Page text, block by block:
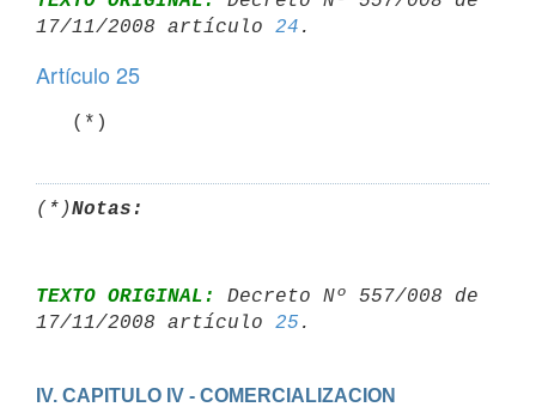
17/11/2008 artículo 24
Artículo 25
   (*)
(*)Notas:
TEXTO ORIGINAL:
Decreto Nº 557/008 de
17/11/2008 artículo 25
IV. CAPITULO IV - COMERCIALIZACION